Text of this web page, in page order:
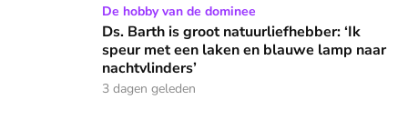
Ds. Barth is groot natuurliefhebber: ‘Ik speur met een
De hobby van de dominee
Ds. Barth is groot natuurliefhebber: ‘Ik
speur met een laken en blauwe lamp naar
nachtvlinders’
3 dagen geleden